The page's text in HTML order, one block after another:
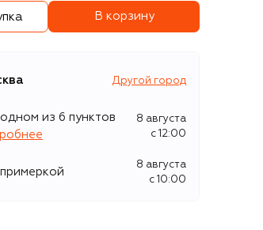
В корзину
Другой город
из 6 пунктов
8 августа
c 12:00
8 августа
c 10:00